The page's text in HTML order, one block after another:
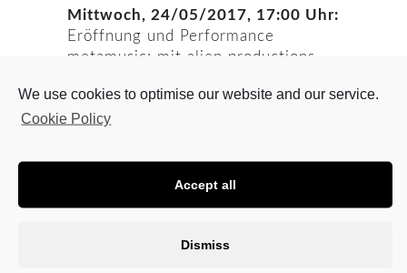
Mittwoch, 24/05/2017, 17:00 Uhr:
Eröffnung und Performance
metamusic: mit alien productions
We use cookies to optimise our website and our service.
Cookie Policy
Accept all
Dismiss